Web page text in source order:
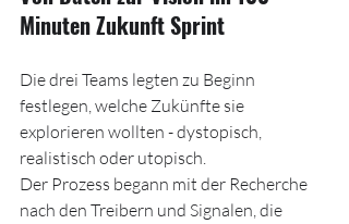
Minuten Zukunft Sprint
Die drei Teams legten zu Beginn
festlegen, welche Zukünfte sie
explorieren wollten - dystopisch,
realistisch oder utopisch.
Der Prozess begann mit der Recherche
nach den Treibern und Signalen, die